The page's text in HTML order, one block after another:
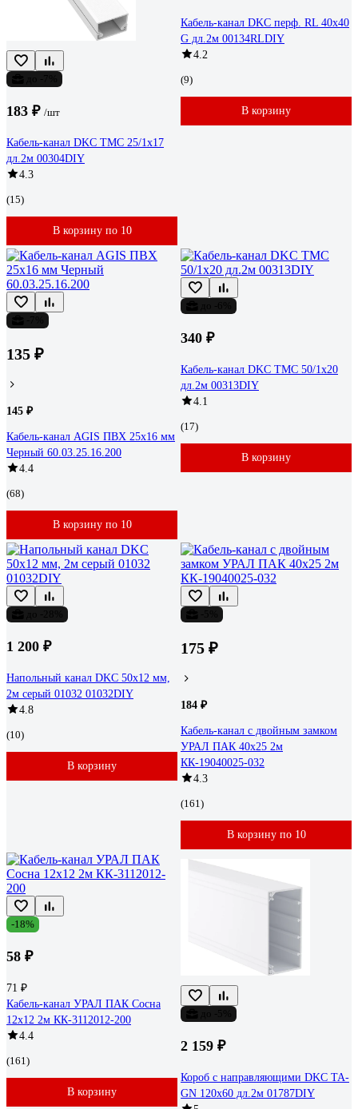
183 ₽ /шт
Кабель-канал DKC TMC 25/1x17
дл.2м 00304DIY
4.3
(15)
В корзину по 10
Кабель-канал DKC перф. RL 40x40
G дл.2м 00134RLDIY
4.2
(9)
В корзину
135 ₽
145 ₽
Кабель-канал AGIS ПВХ 25x16 мм
Черный 60.03.25.16.200
4.4
(68)
В корзину по 10
340 ₽
Кабель-канал DKC TMC 50/1x20
дл.2м 00313DIY
4.1
(17)
В корзину
1 200 ₽
Напольный канал DKC 50x12 мм,
2м серый 01032 01032DIY
4.8
(10)
В корзину
175 ₽
184 ₽
Кабель-канал с двойным замком
УРАЛ ПАК 40х25 2м
КК-19040025-032
4.3
(161)
В корзину по 10
-18%
58 ₽
71 ₽
Кабель-канал УРАЛ ПАК Сосна
12х12 2м КК-3112012-200
4.4
(161)
В корзину
2 159 ₽
Короб с направляющими DKC ТА-
GN 120x60 дл.2м 01787DIY